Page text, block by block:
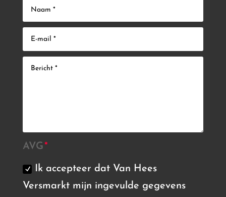
AVG
Ik accepteer dat Van Hees
Versmarkt mijn ingevulde gegevens